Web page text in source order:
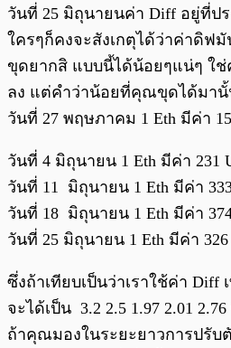
วันที่ 25 มิถุนายนค่า Diff อยู่ที่ป
ใครๆก็คงจะสังเกตุได้ว่าค่าดิฟ
ขุดยากสิ แบบนี้ได้น้อยๆแน่ๆ ใ
ลง แต่คำว่าน้อยที่คุณขุดได้มานั้
วันที่ 27 พฤษภาคม 1 Eth มีค่า
วันที่ 4 มิถุนายน 1 Eth มีค่า 231
วันที่ 11 มิถุนายน 1 Eth มีค่า
วันที่ 18 มิถุนายน 1 Eth มีค่า
วันที่ 25 มิถุนายน 1 Eth มีค่า 326
ซึ่งถ้าเทียบเป็นว่าเราใช้ค่า Diff
จะได้เป็น 3.2 2.5 1.97 2.01
ถ้าคุณมองในระยะยาวการปรับ